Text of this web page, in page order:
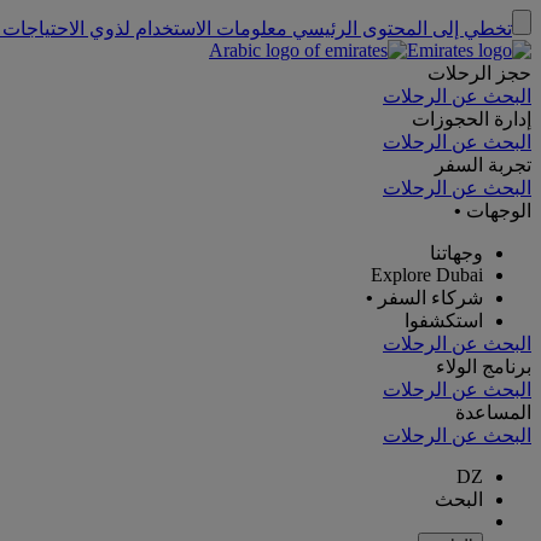
تخطي إلى المحتوى الرئيسي معلومات الاستخدام لذوي
حجز الرحلات
البحث عن الرحلات
إدارة الحجوزات
البحث عن الرحلات
تجربة السفر
البحث عن الرحلات
الوجهات •
وجهاتنا
Explore Dubai
شركاء السفر •
استكشفوا
البحث عن الرحلات
برنامج الولاء
البحث عن الرحلات
المساعدة
البحث عن الرحلات
DZ
البحث